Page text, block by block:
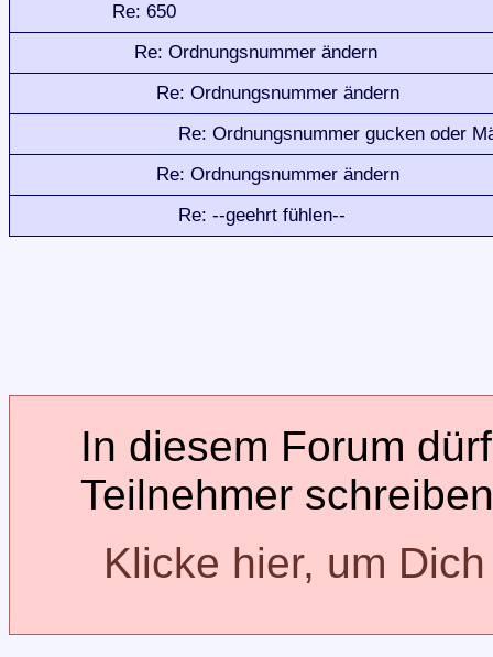
Re: 650
Re: Ordnungsnummer ändern
Re: Ordnungsnummer ändern
Re: Ordnungsnummer gucken oder
Re: Ordnungsnummer ändern
Re: --geehrt fühlen--
In diesem Forum
Teilnehmer
Klicke hier, um